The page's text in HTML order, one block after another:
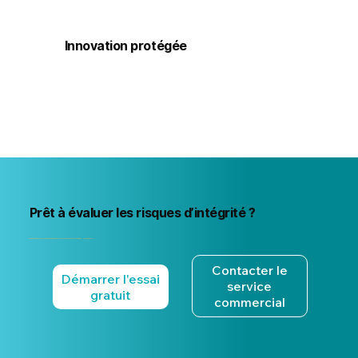
Prêt à évaluer les risques d’intégrité ?
Démarrer l'essai
gratuit
Contacter le
service
commercial
Innovation protégée